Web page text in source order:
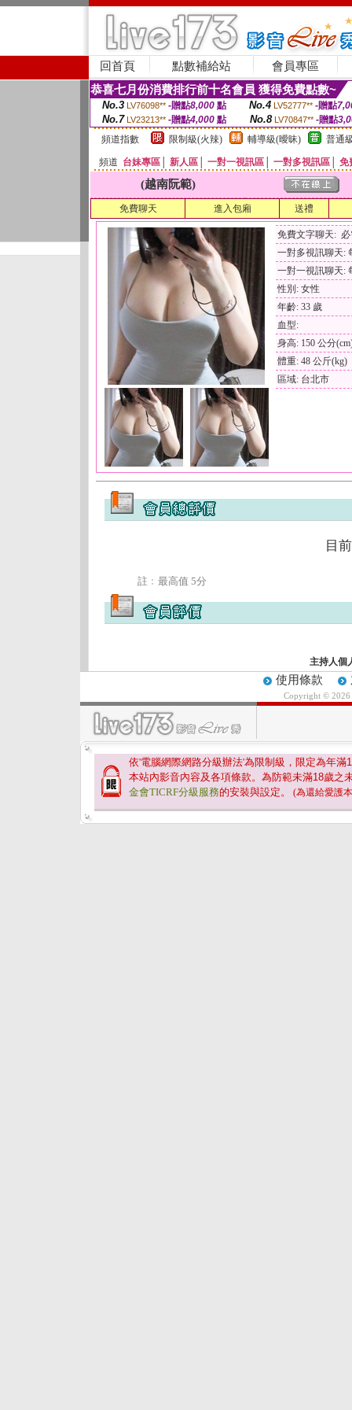
回首頁 點數補給站 會員專區
恭喜七月份消費排行前十名會員 獲得免費點數~
No.3 LV76098** -贈點8,000點 No.4 LV52777** -贈點
No.7 LV23213** -贈點4,000 點 No.8 LV70847** -贈點
頻道指數
限制級(火辣) 輔導級(曖昧) 普通
頻道 台妹專區 新人區 一對一視訊區 一對多視訊區 免
(越南阮範)
免費聊天 進入包廂 送禮
免費文字聊天:
一對多視訊聊天:
一對一視訊聊天:
性別: 女性
年齡: 33 歲
血型:
身高: 150 公分
體重: 48 公斤(kg)
區域: 台北市
目
註﹕最高值 5分
主持人個
使用條款
Copyright ©
依'電腦網際網路分級辦法'為限制級，限定為年滿
本站內影音內容及各項條款。為防範未滿18歲之
金會TICRF分級服務的安裝與設定。 (為還給愛護